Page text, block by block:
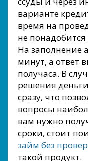
варианте
время на
не
На заполнение
минут, а ответ
получаса. В
решения
сразу, что
вопросы
вам нужно
сроки, стоит
займ без
такой продукт.